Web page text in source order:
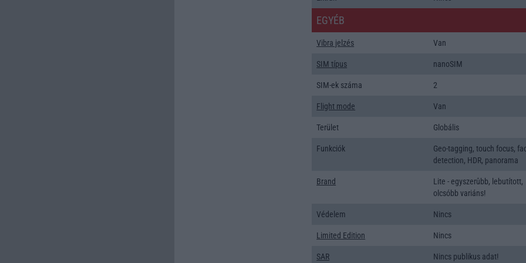
EGYÉB
Vibra jelzés Van
SIM típus nanoSIM
SIM-ek száma 2
Flight mode Van
Terület Globális
Funkciók
Geo-tagging, touch focus,
detection, HDR, panorama
Brand
Lite - egyszerûbb, lebutított,
olcsóbb variáns!
Védelem Nincs
Limited Edition Nincs
SAR Nincs publikus adat!